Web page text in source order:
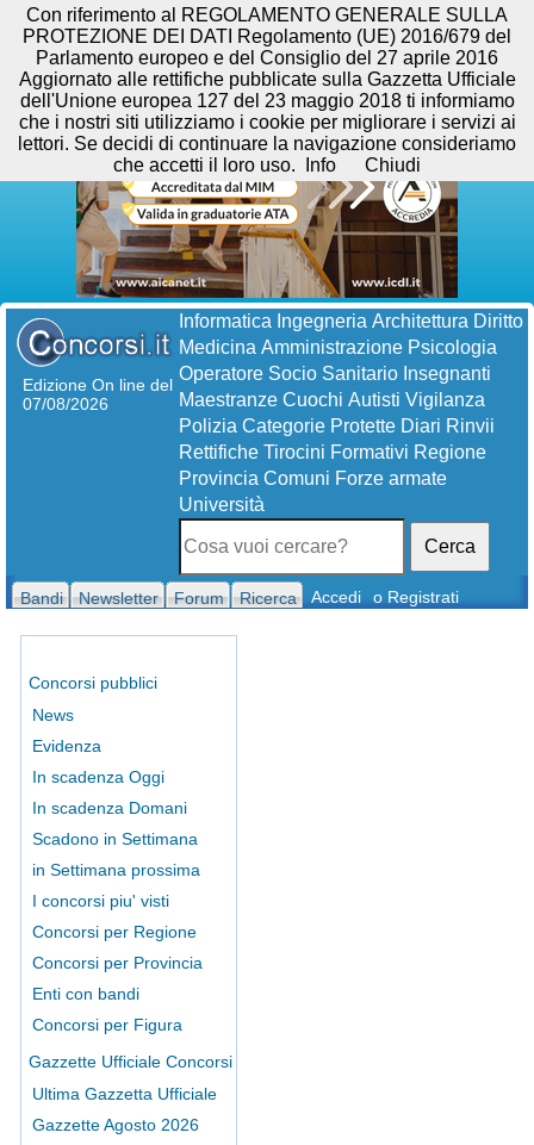
Edizione On line del
07/08/2026
Informatica Ingegneria Architettura Diritto
Medicina Amministrazione Psicologia
Operatore Socio Sanitario Insegnanti
Maestranze Cuochi Autisti Vigilanza
Polizia Categorie Protette Diari Rinvii
Rettifiche Tirocini Formativi Regione
Provincia Comuni Forze armate
Università
Cerca
Bandi Newsletter Forum Ricerca Accedi o Registrati
Concorsi pubblici
News
Evidenza
In scadenza Oggi
In scadenza Domani
Scadono in Settimana
in Settimana prossima
I concorsi piu' visti
Concorsi per Regione
Concorsi per Provincia
Enti con bandi
Concorsi per Figura
Gazzette Ufficiale Concorsi
Ultima Gazzetta Ufficiale
Gazzette Agosto 2026
Con riferimento al REGOLAMENTO GENERALE SULLA
PROTEZIONE DEI DATI Regolamento (UE) 2016/679 del
Parlamento europeo e del Consiglio del 27 aprile 2016
Aggiornato alle rettifiche pubblicate sulla Gazzetta Ufficiale
dell'Unione europea 127 del 23 maggio 2018 ti informiamo
che i nostri siti utilizziamo i cookie per migliorare i servizi ai
lettori. Se decidi di continuare la navigazione consideriamo
che accetti il loro uso.
Info Chiudi